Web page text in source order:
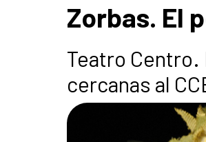
Zorbas. El
Teatro Centro.
cercanas al